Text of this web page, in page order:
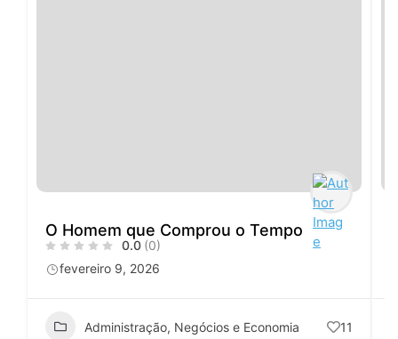
O Homem que Comprou o Tempo
0.0 (0)
fevereiro 9, 2026
Administração, Negócios e Economia 11